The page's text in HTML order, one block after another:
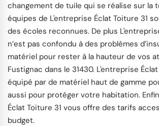
changement de tuile qui se réalise sur la
équipes de L'entreprise Éclat Toiture 31
des écoles reconnues. De plus
n’est pas confondu à des problèmes
matériel pour rester à la hauteur de vos
Fustignac dans le 31430. L'entreprise
équipé par de matériel haut de gamme
aussi pour protéger votre habitation.
Éclat Toiture 31 vous offre des tarifs
budget.